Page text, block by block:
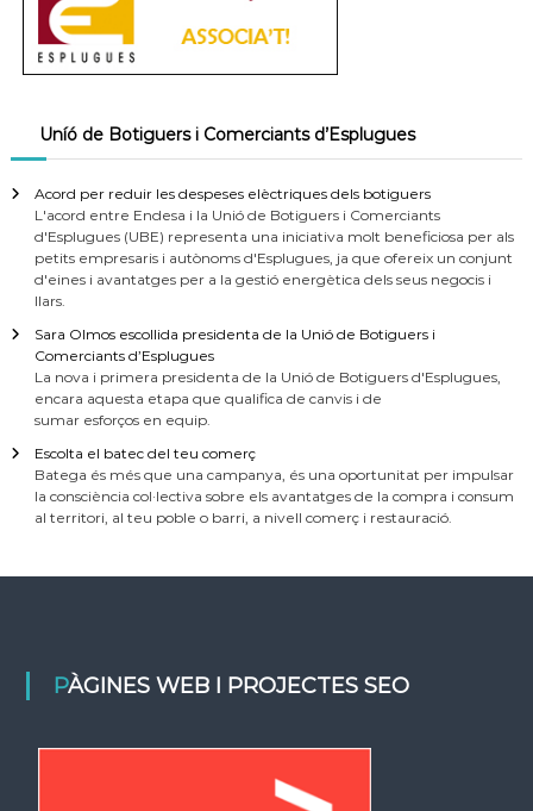
Uníó de Botiguers i Comerciants d’Esplugues
Acord per reduir les despeses elèctriques dels botiguers
L'acord entre Endesa i la Unió de Botiguers i Comerciants
d'Esplugues (UBE) representa una iniciativa molt beneficiosa per als
petits empresaris i autònoms d'Esplugues, ja que ofereix un conjunt
d'eines i avantatges per a la gestió energètica dels seus negocis i
llars.
Sara Olmos escollida presidenta de la Unió de Botiguers i
Comerciants d’Esplugues
La nova i primera presidenta de la Unió de Botiguers d'Esplugues,
encara aquesta etapa que qualifica de canvis i de
sumar esforços en equip.
Escolta el batec del teu comerç
Batega és més que una campanya, és una oportunitat per impulsar
la consciència col·lectiva sobre els avantatges de la compra i consum
al territori, al teu poble o barri, a nivell comerç i restauració.
PÀGINES WEB I PROJECTES SEO